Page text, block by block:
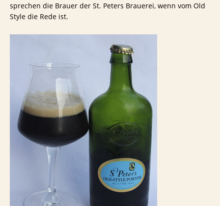
sprechen die Brauer der St. Peters Brauerei, wenn vom Old
Style die Rede ist.